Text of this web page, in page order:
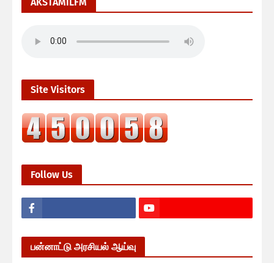
Site Visitors
Follow Us
பன்னாட்டு அரசியல் ஆய்வு